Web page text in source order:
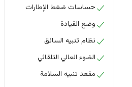
حساسات ضغط الإطارات
وضع القيادة
نظام تنبيه السائق
الضوء العالي التلقائي
مقعد تنبيه السلامة